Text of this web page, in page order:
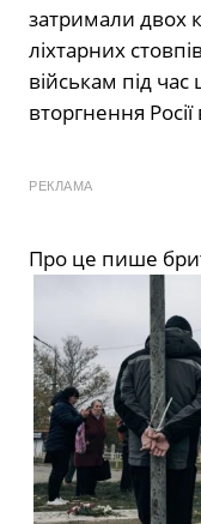
затримали двох
ліхтарних
військам під
вторгнення Росії
РЕКЛАМА
Про це пише